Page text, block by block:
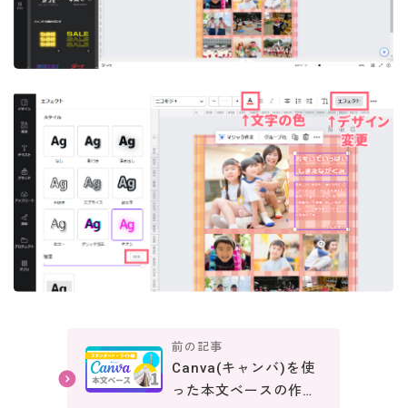
前の記事
Canva(キャンバ)を使
った本文ベースの作り